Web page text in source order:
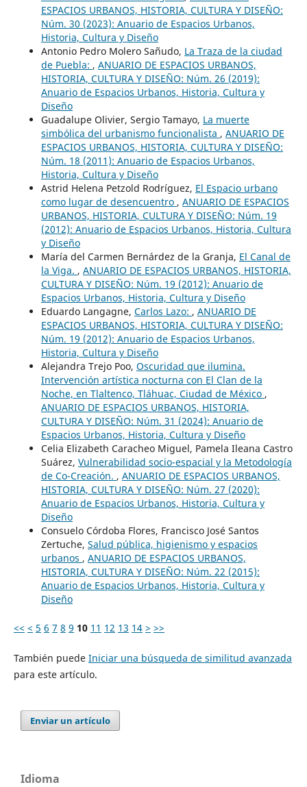
ESPACIOS URBANOS, HISTORIA, CULTURA Y DISEÑO:
Núm. 30 (2023): Anuario de Espacios Urbanos,
Historia, Cultura y Diseño
Antonio Pedro Molero Sañudo, La Traza de la ciudad
de Puebla: , ANUARIO DE ESPACIOS URBANOS,
HISTORIA, CULTURA Y DISEÑO: Núm. 26 (2019):
Anuario de Espacios Urbanos, Historia, Cultura y
Diseño
Guadalupe Olivier, Sergio Tamayo, La muerte
simbólica del urbanismo funcionalista , ANUARIO DE
ESPACIOS URBANOS, HISTORIA, CULTURA Y DISEÑO:
Núm. 18 (2011): Anuario de Espacios Urbanos,
Historia, Cultura y Diseño
Astrid Helena Petzold Rodríguez, El Espacio urbano
como lugar de desencuentro , ANUARIO DE ESPACIOS
URBANOS, HISTORIA, CULTURA Y DISEÑO: Núm. 19
(2012): Anuario de Espacios Urbanos, Historia, Cultura
y Diseño
María del Carmen Bernárdez de la Granja, El Canal de
la Viga. , ANUARIO DE ESPACIOS URBANOS, HISTORIA,
CULTURA Y DISEÑO: Núm. 19 (2012): Anuario de
Espacios Urbanos, Historia, Cultura y Diseño
Eduardo Langagne, Carlos Lazo: , ANUARIO DE
ESPACIOS URBANOS, HISTORIA, CULTURA Y DISEÑO:
Núm. 19 (2012): Anuario de Espacios Urbanos,
Historia, Cultura y Diseño
Alejandra Trejo Poo, Oscuridad que ilumina.
Intervención artística nocturna con El Clan de la
Noche, en Tlaltenco, Tláhuac, Ciudad de México ,
ANUARIO DE ESPACIOS URBANOS, HISTORIA,
CULTURA Y DISEÑO: Núm. 31 (2024): Anuario de
Espacios Urbanos, Historia, Cultura y Diseño
Celia Elizabeth Caracheo Miguel, Pamela Ileana Castro
Suárez, Vulnerabilidad socio-espacial y la Metodología
de Co-Creación. , ANUARIO DE ESPACIOS URBANOS,
HISTORIA, CULTURA Y DISEÑO: Núm. 27 (2020):
Anuario de Espacios Urbanos, Historia, Cultura y
Diseño
Consuelo Córdoba Flores, Francisco José Santos
Zertuche, Salud pública, higienismo y espacios
urbanos , ANUARIO DE ESPACIOS URBANOS,
HISTORIA, CULTURA Y DISEÑO: Núm. 22 (2015):
Anuario de Espacios Urbanos, Historia, Cultura y
Diseño
<< < 5 6 7 8 9 10 11 12 13 14 > >>
También puede Iniciar una búsqueda de similitud avanzada
para este artículo.
Enviar un artículo
Idioma